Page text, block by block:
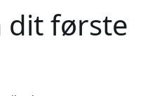
dit første